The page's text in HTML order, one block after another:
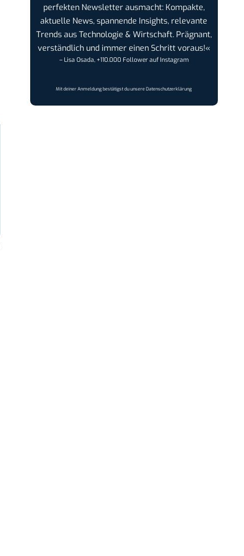
perfekten Newsletter ausmacht: Kompakte,
aktuelle News, spannende Insights, relevante
Trends aus Technologie & Wirtschaft. Prägnant,
verständlich und immer einen Schritt voraus!«
– Lisa Osada, +110.000 Follower auf Instagram
Mit deiner Anmeldung bestätigst du unsereDatenschutzerklärung